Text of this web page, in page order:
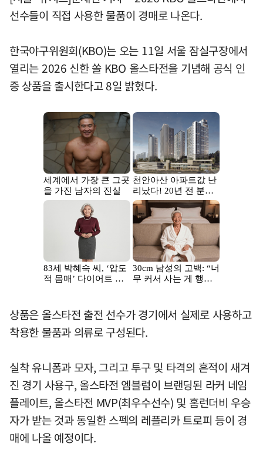
선수들이 직접 사용한 물품이 경매로 나온다.
한국야구위원회(KBO)는 오는 11일 서울 잠실구장에서
열리는 2026 신한 쏠 KBO 올스타전을 기념해 공식 인
증 상품을 출시한다고 8일 밝혔다.
상품은 올스타전 출전 선수가 경기에서 실제로 사용하고
착용한 물품과 의류로 구성된다.
실착 유니폼과 모자, 그리고 투구 및 타격의 흔적이 새겨
진 경기 사용구, 올스타전 엠블럼이 브랜딩된 라커 네임
플레이트, 올스타전 MVP(최우수선수) 및 홈런더비 우승
자가 받는 것과 동일한 스펙의 레플리카 트로피 등이 경
매에 나올 예정이다.